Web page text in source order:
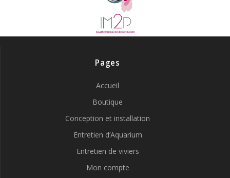
Pages
Accueil
Boutique
Conception et installation
Entretien d’Aquarium
Entretien de viviers
Mon compte